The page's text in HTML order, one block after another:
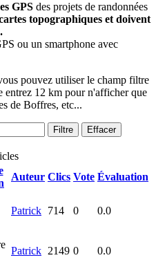
GPS des projets de randonnées
topographiques et doivent
ou un smartphone avec
pouvez utiliser le champ filtre
entrez 12 km pour n'afficher que
de Boffres, etc...
Filtre Effacer
Auteur Clics Vote Évaluation
Patrick 714 0 0.0
Patrick 2149 0 0.0